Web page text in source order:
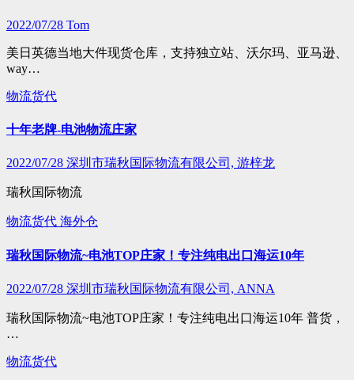
2022/07/28 Tom
美日英德当地大件现货仓库，支持独立站、沃尔玛、亚马逊、
way…
物流货代
十年老牌-电池物流庄家
2022/07/28 深圳市瑞秋国际物流有限公司, 游梓龙
瑞秋国际物流
物流货代 海外仓
瑞秋国际物流~电池TOP庄家！专注纯电出口海运10年
2022/07/28 深圳市瑞秋国际物流有限公司, ANNA
瑞秋国际物流~电池TOP庄家！专注纯电出口海运10年 普货，
…
物流货代